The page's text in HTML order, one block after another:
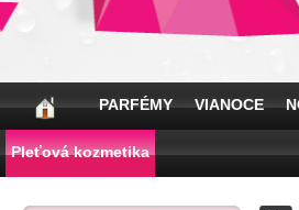
PARFÉMY VIANOCE
Pleťová kozmetika